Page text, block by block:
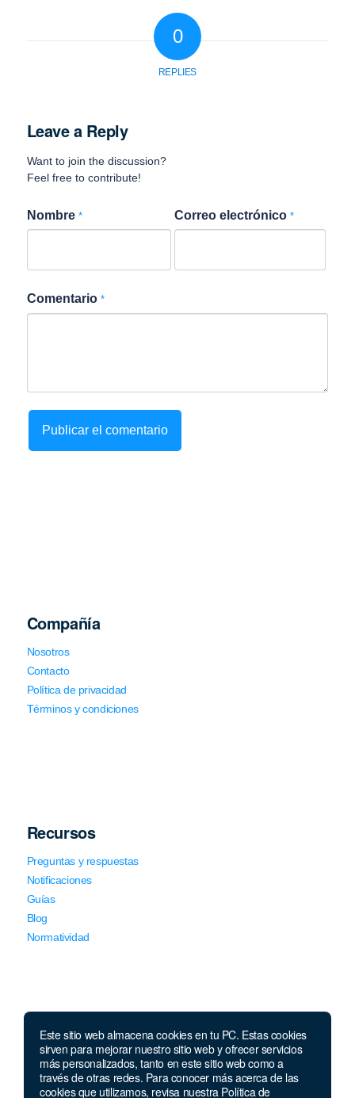
Este sitio web almacena cookies en tu PC. Estas cookies
sirven para mejorar nuestro sitio web y ofrecer servicios
más personalizados, tanto en este sitio web como a
través de otras redes. Para conocer más acerca de las
cookies que utilizamos, revisa nuestra Política de
0
REPLIES
Leave a Reply
Want to join the discussion?
Feel free to contribute!
Nombre * Correo electrónico*
Comentario *
Compañía
Nosotros
Contacto
Política de privacidad
Términos y condiciones
Recursos
Preguntas y respuestas
Notificaciones
Guías
Blog
Normatividad
Llámanos
Lunes a viernes de 7:00 a.m. a 5:30 p.m. Sábados de 8 a.m